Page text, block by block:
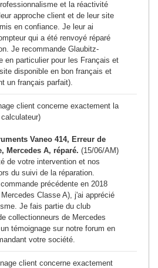
et la réactivité
approche client et de leur site
en confiance. Je leur ai
qui a été renvoyé réparé
Je recommande Glaubitz-
en particulier pour les Français et
disponible en bon français et
un français parfait).
client concerne exactement la
Vaneo 414, Erreur de
Mercedes A, réparé. (15/06/AM)
de votre intervention et nos
du suivi de la réparation.
précédente en 2018
Classe A), j'ai apprécié
Je fais partie du club
collectionneurs de Mercedes
témoignage sur notre forum en
votre société.
client concerne exactement